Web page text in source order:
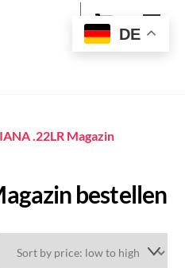
Cart
.22LR Magazin
bestellen
DE